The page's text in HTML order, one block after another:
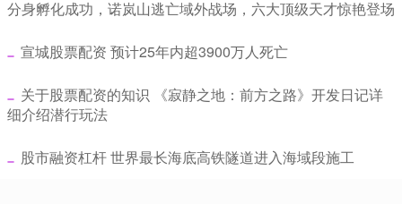
分身孵化成功，诺岚山逃亡域外战场，六大顶级天才惊艳登场
​宣城股票配资 预计25年内超3900万人死亡
​关于股票配资的知识 《寂静之地：前方之路》开发日记详
细介绍潜行玩法
​股市融资杠杆 世界最长海底高铁隧道进入海域段施工